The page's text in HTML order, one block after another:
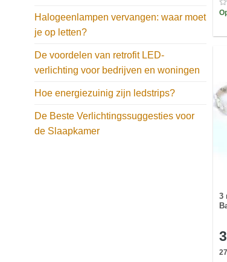
Halogeenlampen vervangen: waar moet
je op letten?
De voordelen van retrofit LED-
verlichting voor bedrijven en woningen
Hoe energiezuinig zijn ledstrips?
De Beste Verlichtingssuggesties voor
de Slaapkamer
3